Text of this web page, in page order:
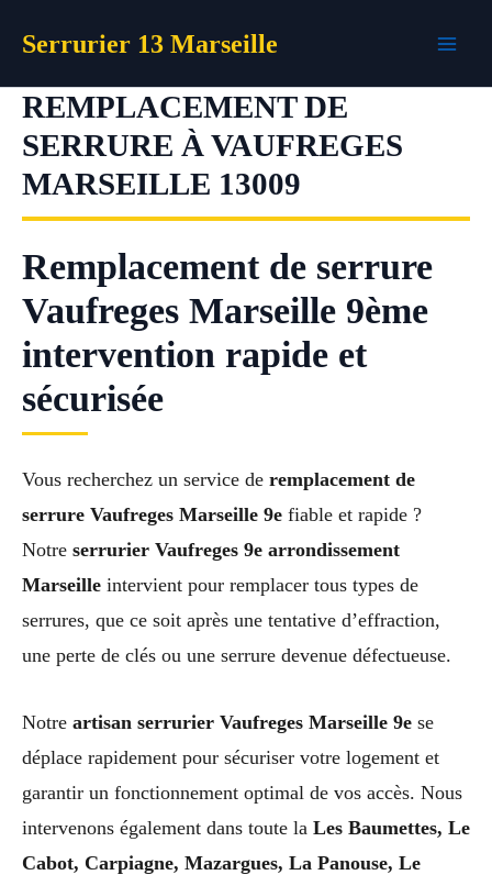
Serrurier 13 Marseille
REMPLACEMENT DE
SERRURE À VAUFREGES
MARSEILLE 13009
Remplacement de serrure
Vaufreges Marseille 9ème
intervention rapide et
sécurisée
Vous recherchez un service de remplacement de
serrure Vaufreges Marseille 9e fiable et rapide ?
Notre serrurier Vaufreges 9e arrondissement
Marseille intervient pour remplacer tous types de
serrures, que ce soit après une tentative d’effraction,
une perte de clés ou une serrure devenue défectueuse.
Notre artisan serrurier Vaufreges Marseille 9e se
déplace rapidement pour sécuriser votre logement et
garantir un fonctionnement optimal de vos accès. Nous
intervenons également dans toute la Les Baumettes, Le
Cabot, Carpiagne, Mazargues, La Panouse, Le